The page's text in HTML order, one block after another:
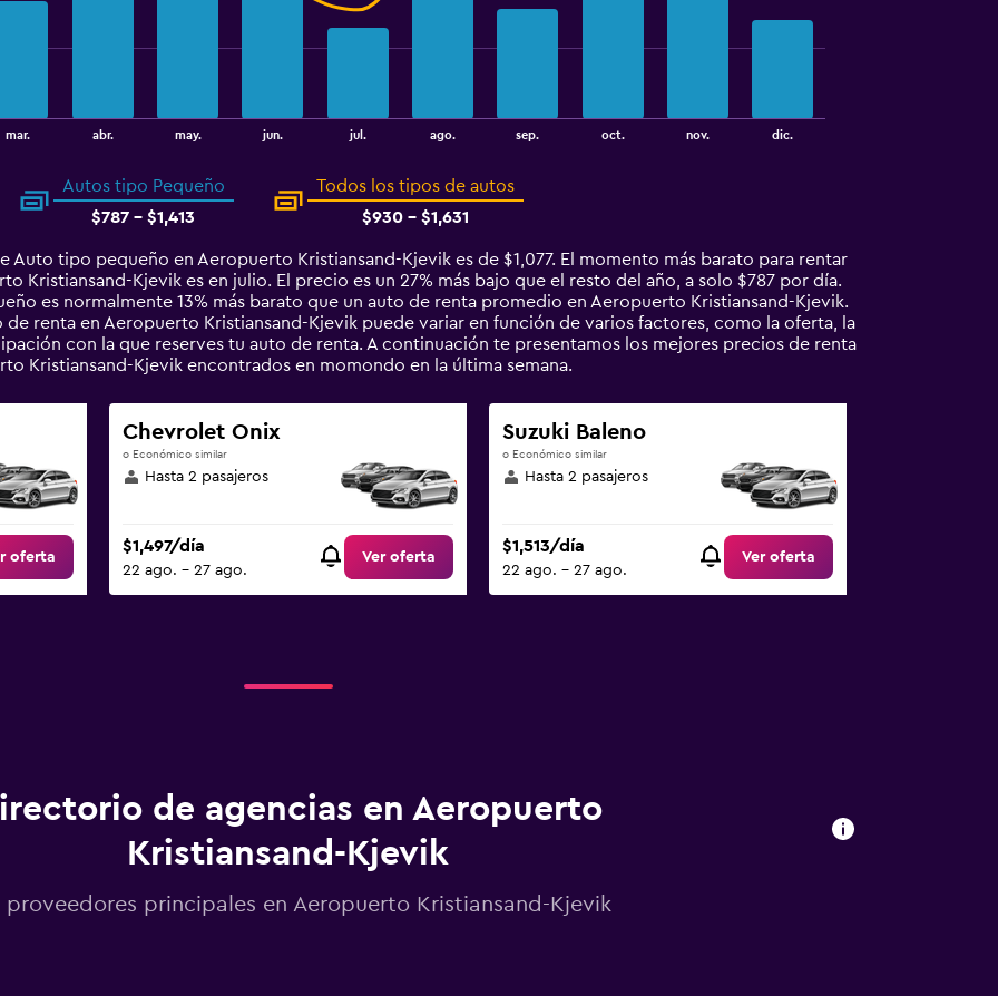
mar. abr. may. jun. jul. ago. sep. oct. nov. dic.
Autos tipo Pequeño
$787 - $1,413
Todos los tipos de autos
$930 - $1,631
Auto tipo pequeño en Aeropuerto Kristiansand-Kjevik es de $1,077. El momento más barato para rentar
Kristiansand-Kjevik es en julio. El precio es un 27% más bajo que el resto del año, a solo $787 por día.
es normalmente 13% más barato que un auto de renta promedio en Aeropuerto Kristiansand-Kjevik.
renta en Aeropuerto Kristiansand-Kjevik puede variar en función de varios factores, como la oferta, la
con la que reserves tu auto de renta. A continuación te presentamos los mejores precios de renta
Kristiansand-Kjevik encontrados en momondo en la última semana.
oferta
Chevrolet Onix
o Económico similar
Hasta 2 pasajeros
$1,497/día
22 ago. - 27 ago.
Ver oferta
Suzuki Baleno
o Económico similar
Hasta 2 pasajeros
$1,513/día
22 ago. - 27 ago.
Ver oferta
de agencias en Aeropuerto
Kristiansand-Kjevik
proveedores principales en Aeropuerto Kristiansand-Kjevik